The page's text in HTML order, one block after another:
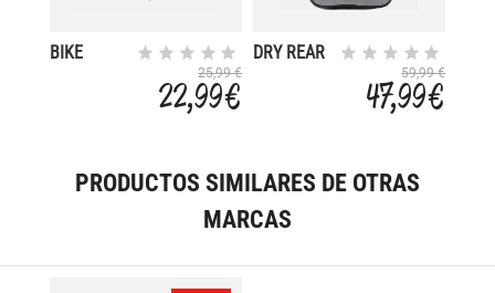
BIKE
25,99 €
22,99 €
DRY REAR
59,99 €
47,99 €
PRODUCTOS SIMILARES DE OTRAS
MARCAS